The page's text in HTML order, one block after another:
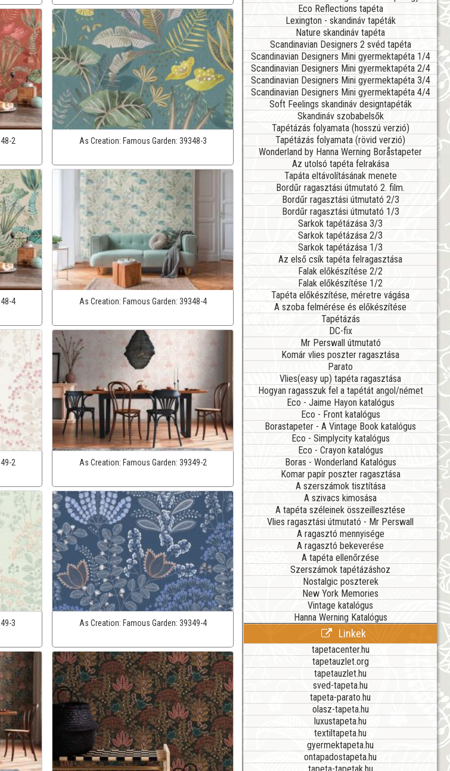
2 As Creation: Famous Garden: 39348-3
4 As Creation: Famous Garden: 39348-4
2 As Creation: Famous Garden: 39349-2
3 As Creation: Famous Garden: 39349-4
Eco Reflections tapéta
Lexington - skandináv tapéták
Nature skandináv tapéta
Scandinavian Designers 2 svéd tapéta
Scandinavian Designers Mini gyermektapéta 1/4
Scandinavian Designers Mini gyermektapéta 2/4
Scandinavian Designers Mini gyermektapéta 3/4
Scandinavian Designers Mini gyermektapéta 4/4
Soft Feelings skandináv designtapéták
Skandináv szobabelsők
Tapétázás folyamata (hosszú verzió)
Tapétázás folyamata (rövid verzió)
Wonderland by Hanna Werning Boråstapeter
Az utolsó tapéta felrakása
Tapáta eltávolításának menete
Bordűr ragasztási útmutató 2. film.
Bordűr ragasztási útmutató 2/3
Bordűr ragasztási útmutató 1/3
Sarkok tapétázása 3/3
Sarkok tapétázása 2/3
Sarkok tapétázása 1/3
Az első csík tapéta felragasztása
Falak előkészítése 2/2
Falak előkészítése 1/2
Tapéta előkészítése, méretre vágása
A szoba felmérése és előkészítése
Tapétázás
DC-fix
Mr Perswall útmutató
Komár vlies poszter ragasztása
Parato
Vlies(easy up) tapéta ragasztása
Hogyan ragasszuk fel a tapétát angol/német
Eco - Jaime Hayon katalógus
Eco - Front katalógus
Borastapeter - A Vintage Book katalógus
Eco - Simplycity katalógus
Eco - Crayon katalógus
Boras - Wonderland Katalógus
Komar papír poszter ragasztása
A szerszámok tisztítása
A szivacs kimosása
A tapéta széleinek összeillesztése
Vlies ragasztási útmutató - Mr Perswall
A ragasztó mennyisége
A ragasztó bekeverése
A tapéta ellenőrzése
Szerszámok tapétázáshoz
Nostalgic poszterek
New York Memories
Vintage katalógus
Hanna Werning Katalógus
Linkek
tapetacenter.hu
tapetauzlet.org
tapetauzlet.hu
sved-tapeta.hu
tapeta-parato.hu
olasz-tapeta.hu
luxustapeta.hu
textiltapeta.hu
gyermektapeta.hu
ontapadostapeta.hu
tapeta-tapetak.hu